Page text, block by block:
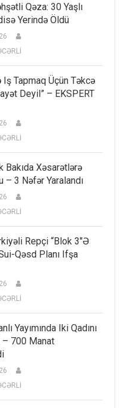
Qəza: 30 Yaşlı
Yerində Öldü
Iş Tapmaq Üçün Təkcə
Deyil” – EKSPERT
Bakıda Xəsarətlərə
– 3 Nəfər Yaralandı
Repçi “Blok 3″ə
Qəsd Planı Ifşa
Yayımında Iki Qadını
– 700 Manat